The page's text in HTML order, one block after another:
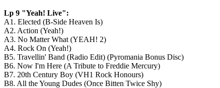
Lp 9 "Yeah! Live":
A1. Elected (B-Side Heaven Is)
A2. Action (Yeah!)
A3. No Matter What (YEAH! 2)
A4. Rock On (Yeah!)
B5. Travellin' Band (Radio Edit) (Pyromania Bonus Disc)
B6. Now I'm Here (A Tribute to Freddie Mercury)
B7. 20th Century Boy (VH1 Rock Honours)
B8. All the Young Dudes (Once Bitten Twice Shy)